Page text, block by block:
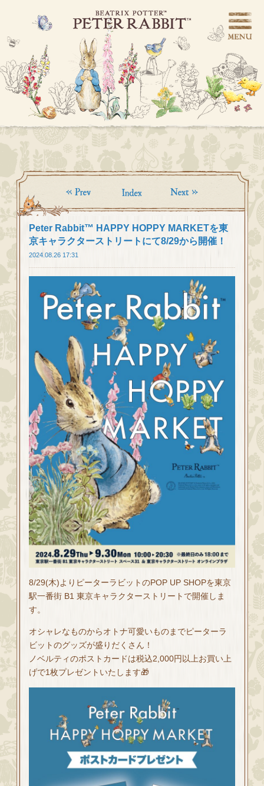
Peter Rabbit™ HAPPY HOPPY MARKETを東
京キャラクターストリートにて8/29から開催！
2024.08.26 17:31
8/29(木)よりピーターラビットのPOP UP SHOPを東京
駅一番街 B1 東京キャラクターストリートで開催しま
す。
オシャレなものからオトナ可愛いものまでピーターラ
ビットのグッズが盛りだくさん！
ノベルティのポストカードは税込2,000円以上お買い上
げで1枚プレゼントいたします🎁